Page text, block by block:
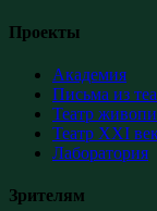
Проекты
Академия
Письма из
Театр
Театр XXI
Лаборатория
Зрителям